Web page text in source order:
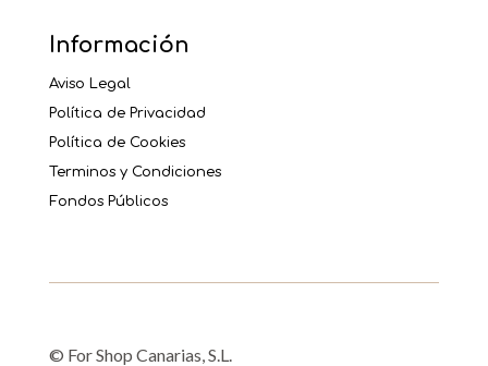
Información
Aviso Legal
Política de Privacidad
Política de Cookies
Terminos y Condiciones
Fondos Públicos
© For Shop Canarias, S.L.